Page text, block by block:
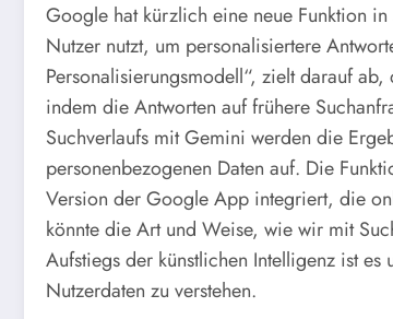
Google hat kürzlich eine neue Funktion
Nutzer nutzt, um personalisiertere
Personalisierungsmodell“, zielt darauf
indem die Antworten auf frühere
Suchverlaufs mit Gemini werden die
personenbezogenen Daten auf. Die
Version der Google App integriert, die
könnte die Art und Weise, wie wir mit
Aufstiegs der künstlichen Intelligenz ist
Nutzerdaten zu verstehen.